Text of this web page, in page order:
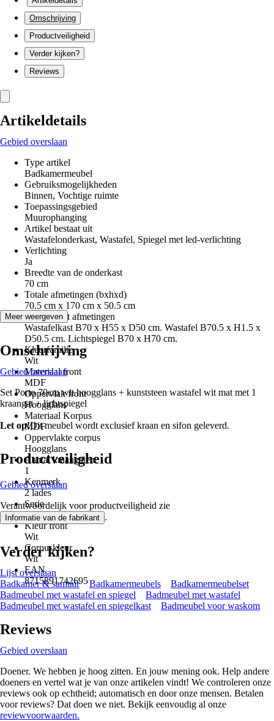
Omschrijving
Productveiligheid
Verder kijken?
Reviews
Artikeldetails
Gebied overslaan
Type artikel
Badkamermeubel
Gebruiksmogelijkheden
Binnen, Vochtige ruimte
Toepassingsgebied
Muurophanging
Artikel bestaat uit
Wastafelonderkast, Wastafel, Spiegel met led-verlichting
Verlichting
Ja
Breedte van de onderkast
70 cm
Totale afmetingen (bxhxd)
70.5 cm x 170 cm x 50.5 cm
Component afmetingen
Wastafelkast B70 x H55 x D50 cm. Wastafel B70.5 x H1.5 x
D50.5 cm. Lichtspiegel B70 x H70 cm.
Kleurfamilie
Wit
Materiaal front
MDF
Oppervlak front
Hoogglans
Materiaal Korpus
MDF
Oppervlakte corpus
Hoogglans
Aantal kraangaten
1
Kenmerk
2 lades
Serie
Porto
Kleur front
Wit
Corpuskleur
Wit
EAN
8715891742695
Meer weergeven
Omschrijving
Gebied overslaan
Set Porto 70cm wit hoogglans + kunststeen wastafel wit mat met 1
kraangat + lichtspiegel
Let op!Dit meubel wordt exclusief kraan en sifon geleverd.
Productveiligheid
Gebied overslaan
Verantwoordelijk voor productveiligheid zie
Informatie van de fabrikant .
Verder kijken?
Lijst overslaan
Badkamer & sanitair
Badkamermeubels
Badkamermeubelset
Badmeubel met wastafel en spiegel
Badmeubel met wastafel
Badmeubel met wastafel en spiegelkast
Badmeubel voor waskom
Reviews
Gebied overslaan
Doener. We hebben je hoog zitten. En jouw mening ook. Help andere
doeners en vertel wat je van onze artikelen vindt! We controleren onze
reviews ook op echtheid; automatisch en door onze mensen. Betalen
voor reviews? Dat doen we niet. Bekijk eenvoudig al onze
reviewvoorwaarden.